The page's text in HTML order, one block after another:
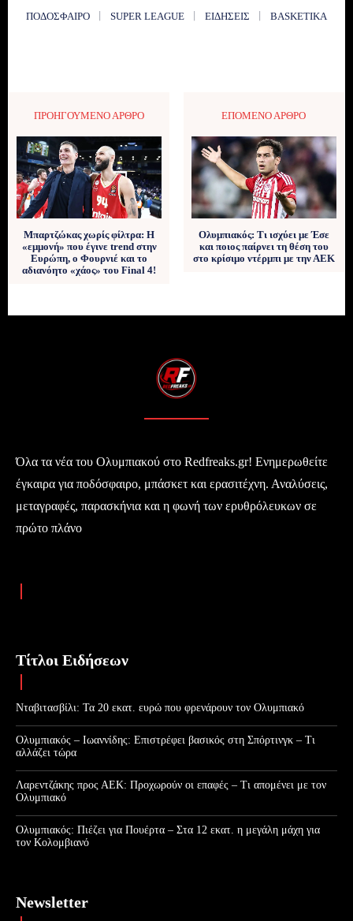
ΠΟΔΌΣΦΑΙΡΟ
SUPER LEAGUE ΕΙΔΉΣΕΙΣ BASKETIKA
ΠΡΟΗΓΟΎΜΕΝΟ ΆΡΘΡΟ
Μπαρτζώκας χωρίς φίλτρα: Η
«εμμονή» που έγινε trend στην
Ευρώπη, ο Φουρνιέ και το
αδιανόητο «χάος» του Final 4!
ΕΠΌΜΕΝΟ ΆΡΘΡΟ
Ολυμπιακός: Τι ισχύει με Έσε
και ποιος παίρνει τη θέση του
στο κρίσιμο ντέρμπι με την ΑΕΚ
Όλα τα νέα του Ολυμπιακού στο Redfreaks.gr! Ενημερωθείτε
έγκαιρα για ποδόσφαιρο, μπάσκετ και ερασιτέχνη. Αναλύσεις,
μεταγραφές, παρασκήνια και η φωνή των ερυθρόλευκων σε
πρώτο πλάνο
Τίτλοι Ειδήσεων
Νταβιτασβίλι: Τα 20 εκατ. ευρώ που φρενάρουν τον Ολυμπιακό
Ολυμπιακός – Ιωαννίδης: Επιστρέφει βασικός στη Σπόρτινγκ – Τι
αλλάζει τώρα
Λαρεντζάκης προς ΑΕΚ: Προχωρούν οι επαφές – Τι απομένει με τον
Ολυμπιακό
Ολυμπιακός: Πιέζει για Πουέρτα – Στα 12 εκατ. η μεγάλη μάχη για
τον Κολομβιανό
Newsletter